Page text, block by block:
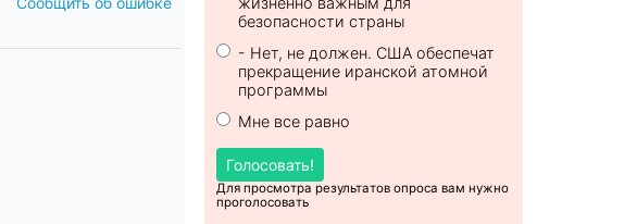
безопасности страны
- Нет, не должен. США обеспечат
прекращение иранской атомной
программы
Мне все равно
Голосовать!
Для просмотра результатов опроса вам нужно
проголосовать